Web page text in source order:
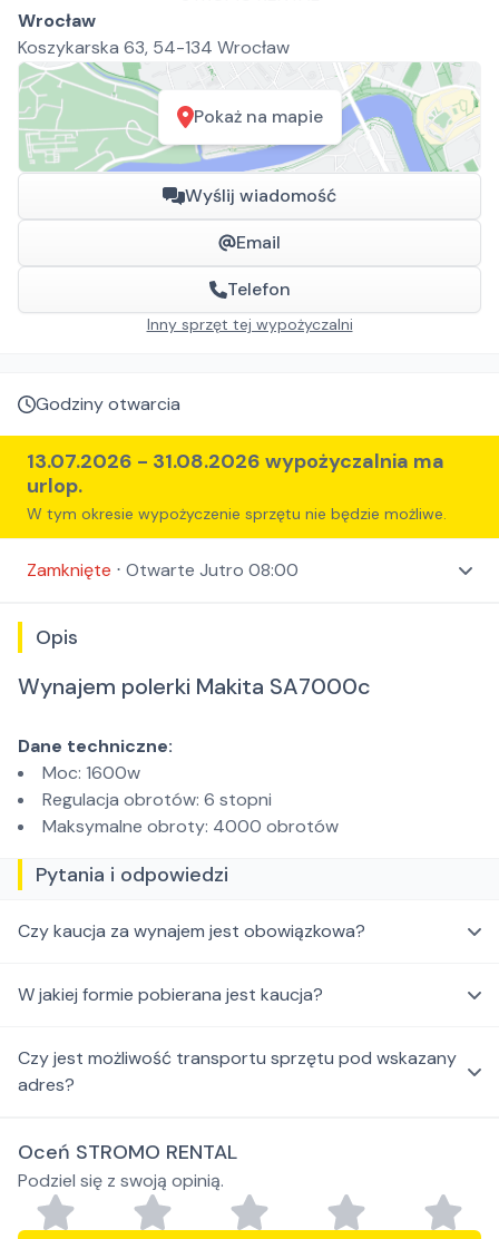
Wrocław
Koszykarska 63, 54-134 Wrocław
Pokaż na mapie
Wyślij wiadomość
Email
Telefon
Inny sprzęt tej wypożyczalni
Godziny otwarcia
13.07.2026 - 31.08.2026 wypożyczalnia ma
urlop.
W tym okresie wypożyczenie sprzętu nie będzie możliwe.
Zamknięte ⋅ Otwarte Jutro 08:00
Opis
Wynajem polerki Makita SA7000c
Dane techniczne:
Moc: 1600w
Regulacja obrotów: 6 stopni
Maksymalne obroty: 4000 obrotów
Pytania i odpowiedzi
Czy kaucja za wynajem jest obowiązkowa?
W jakiej formie pobierana jest kaucja?
Czy jest możliwość transportu sprzętu pod wskazany
adres?
Oceń STROMO RENTAL
Podziel się z swoją opinią.